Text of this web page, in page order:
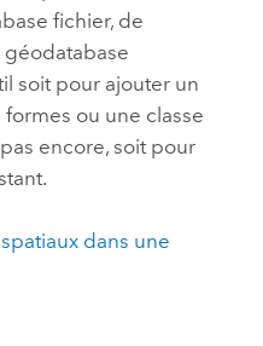
fichier, de
soit pour ajouter un
ou une classe
encore, soit pour
dans une